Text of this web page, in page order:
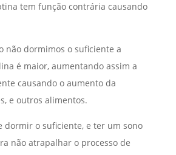
tem função contrária causando
não dormimos o suficiente a
é maior, aumentando assim a
causando o aumento da
e outros alimentos.
dormir o suficiente, e ter um sono
não atrapalhar o processo de